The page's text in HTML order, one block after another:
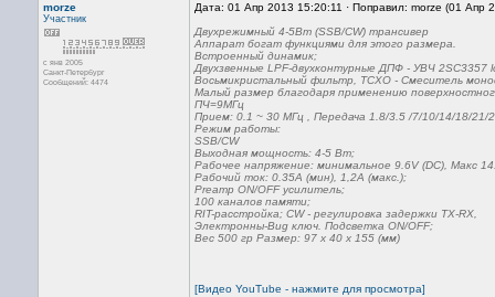
morze
Участник
с янв 2005
Санкт-Петербург
Сообщений: 4474
Дата: 01 Апр 2013 15:20:11 · Поправил: morze (01 Апр
Двухрежимный 4-5Вт (SSB/CW) трансивер
Аппарат богат функциями для этого размера.
Встроенный динамик;
Двухзвенные LPF-двухконтурные ДПФ - УВЧ 2SC3357
Восьмикристальный фильтр, TCXO - Смеситель
Малый размер благодаря применению
ПЧ=9МГц
Прием: 0.1 ~ 30 МГц , Передача 1.8/3.5 /7/10/14/18/21/
Режим работы:
SSB/CW
Выходная мощность: 4-5 Вт;
Рабочее напряжение: минимальное 9.6V (DC), Макс
Рабочий ток: 0.35A (мин), 1,2А (макс.);
Preamp ON/OFF усилитель;
100 каналов памяти;
RIT-расстройка; CW - регулировка задержки TX-RX,
Электронны-Bug ключ. Подсветка ON/OFF;
Вес 500 гр Размер: 97 x 40 x 155 (мм)
[Видео YouTube - нажмите для просмотра]